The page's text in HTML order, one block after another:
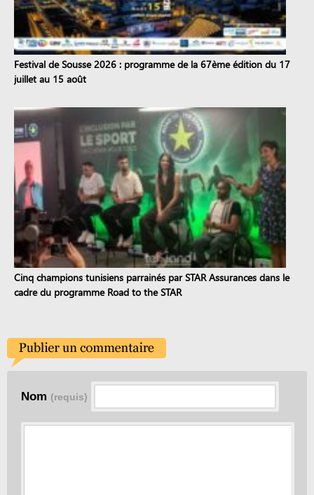
Festival de Sousse 2026 : programme de la 67ème édition du 17
juillet au 15 août
Cinq champions tunisiens parrainés par STAR Assurances dans le
cadre du programme Road to the STAR
Nom (requis)